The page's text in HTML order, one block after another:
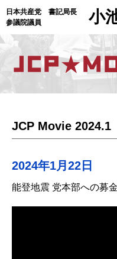
日本共産党 書記局長
参議院議員
小
JCP Movie 2024.1
2024年1月22日
能登地震 党本部への募